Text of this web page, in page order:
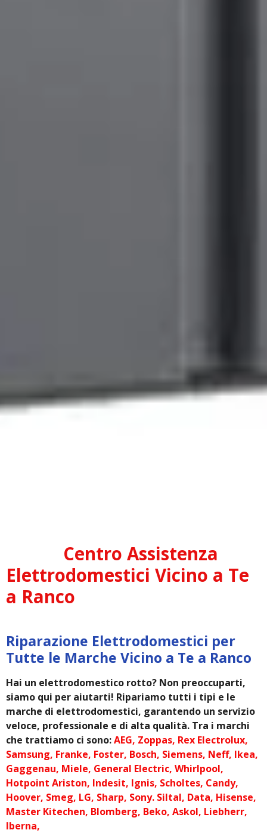
Centro Assistenza
Elettrodomestici Vicino a Te
a Ranco
Riparazione Elettrodomestici per
Tutte le Marche Vicino a Te a Ranco
Hai un elettrodomestico rotto? Non preoccuparti,
siamo qui per aiutarti! Ripariamo tutti i tipi e le
marche di elettrodomestici, garantendo un servizio
veloce, professionale e di alta qualità. Tra i marchi
che trattiamo ci sono:AEG, Zoppas, Rex Electrolux,
Samsung, Franke, Foster, Bosch, Siemens, Neff, Ikea,
Gaggenau, Miele, General Electric, Whirlpool,
Hotpoint Ariston, Indesit, Ignis, Scholtes, Candy,
Hoover, Smeg, LG, Sharp, Sony. Siltal, Data, Hisense,
Master Kitechen, Blomberg, Beko, Askol, Liebherr,
Iberna,